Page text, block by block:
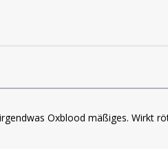
Oxblood mäßiges. Wirkt